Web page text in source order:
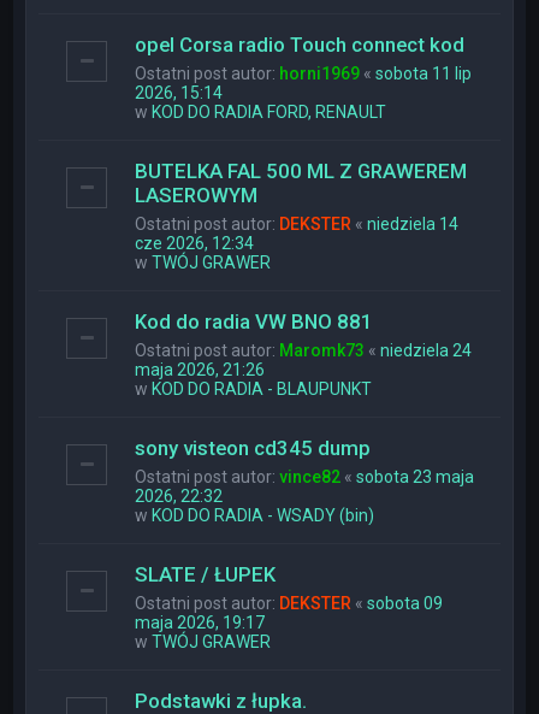
opel Corsa radio Touch connect kod
Ostatni post autor: horni1969 «sobota 11 lip
2026, 15:14
w KOD DO RADIA FORD, RENAULT
BUTELKA FAL 500 ML Z GRAWEREM
LASEROWYM
Ostatni post autor: DEKSTER «niedziela 14
cze 2026, 12:34
wTWÓJ GRAWER
Kod do radia VW BNO 881
Ostatni post autor: Maromk73 «niedziela 24
maja 2026, 21:26
w KOD DO RADIA - BLAUPUNKT
sony visteon cd345 dump
Ostatni post autor:vince82 «sobota 23 maja
2026, 22:32
w KOD DO RADIA - WSADY (bin)
SLATE / ŁUPEK
Ostatni post autor: DEKSTER «sobota 09
maja 2026, 19:17
wTWÓJ GRAWER
Podstawki z łupka.